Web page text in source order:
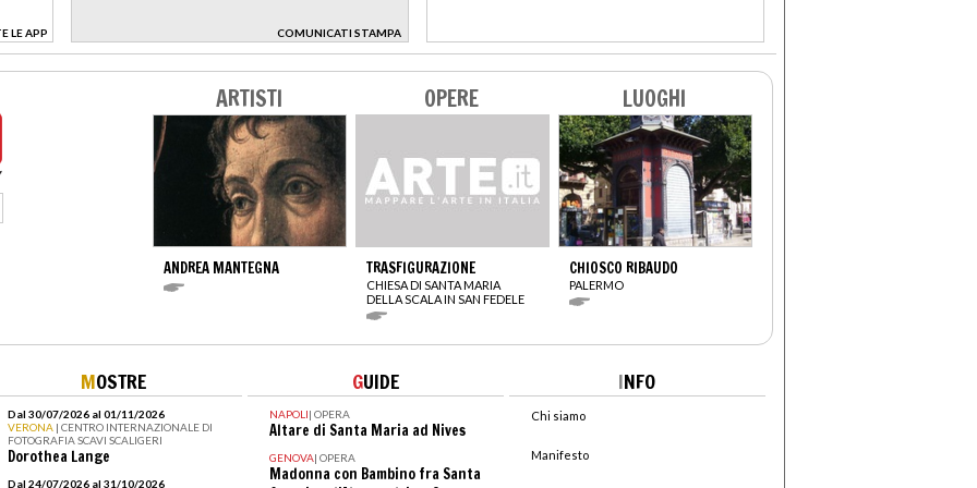
LE APP
COMUNICATI STAMPA
>
ARTISTI
ANDREA MANTEGNA
OPERE
TRASFIGURAZIONE
CHIESA DI SANTA MARIA
DELLA SCALA IN SAN FEDELE
LUOGHI
CHIOSCO RIBAUDO
PALERMO
MOSTRE
Dal 30/07/2026 al 01/11/2026
VERONA | CENTRO INTERNAZIONALE DI
FOTOGRAFIA SCAVI SCALIGERI
Dorothea Lange
Dal 24/07/2026 al 31/10/2026
GUIDE
NAPOLI| OPERA
Altare di Santa Maria ad Nives
GENOVA| OPERA
Madonna con Bambino fra Santa
INFO
Chi siamo
Manifesto